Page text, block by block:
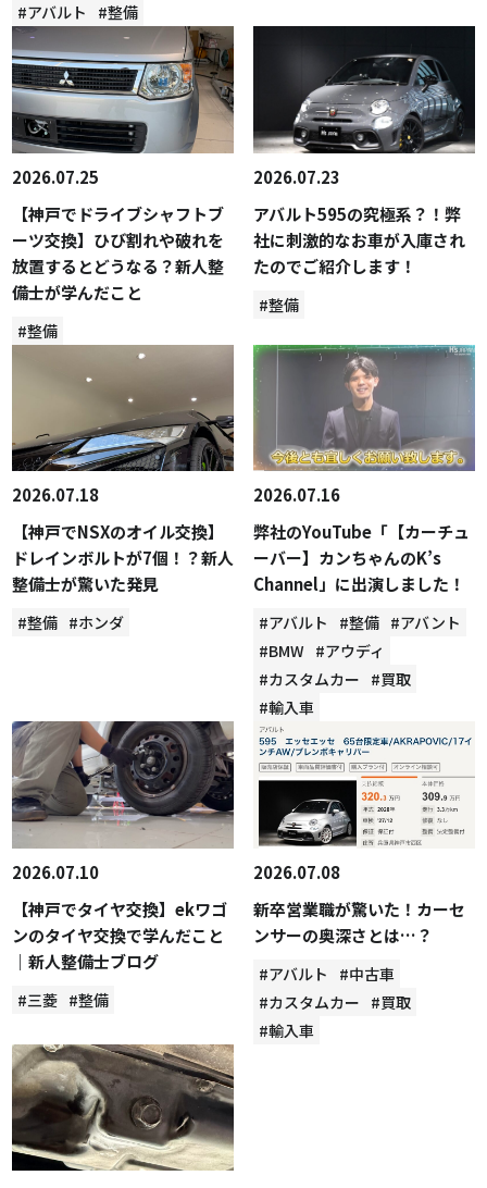
#アバルト #整備
2026.07.25
【神戸でドライブシャフトブ
ーツ交換】ひび割れや破れを
放置するとどうなる？新人整
備士が学んだこと
#整備
2026.07.23
アバルト595の究極系？！弊
社に刺激的なお車が入庫され
たのでご紹介します！
#整備
2026.07.18
【神戸でNSXのオイル交換】
ドレインボルトが7個！？新人
整備士が驚いた発見
#整備 #ホンダ
2026.07.16
弊社のYouTube「【カーチュ
ーバー】カンちゃんのK’s
Channel」に出演しました！
#アバルト #整備 #アバント
#BMW #アウディ
#カスタムカー #買取
#輸入車
2026.07.10
【神戸でタイヤ交換】ekワゴ
ンのタイヤ交換で学んだこと
｜新人整備士ブログ
#三菱 #整備
2026.07.08
新卒営業職が驚いた！カーセ
ンサーの奥深さとは…？
#アバルト
#中古車
#カスタムカー #買取
#輸入車